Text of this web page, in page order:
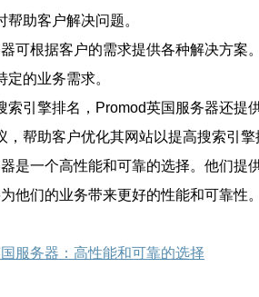
帮助客户解决问题。
可根据客户的需求提供各种解决方
的业务需求。
索引擎排名，Promod英国服务器还
，帮助客户优化其网站以提高搜索引擎
是一个高性能和可靠的选择。他们
他们的业务带来更好的性能和可靠性
服务器：高性能和可靠的选择